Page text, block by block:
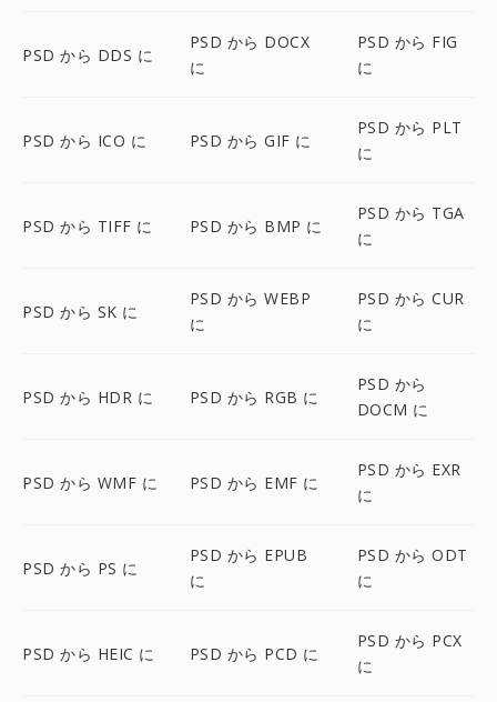
PSD から DDS に
PSD から DOCX
に
PSD から FIG
に
PSD から ICO に PSD から GIF に
PSD から PLT
に
PSD から TIFF に PSD から BMP に
PSD から TGA
に
PSD から SK に
PSD から WEBP
に
PSD から CUR
に
PSD から HDR に PSD から RGB に
PSD から
DOCM に
PSD から WMF に PSD から EMF に
PSD から EXR
に
PSD から PS に
PSD から EPUB
に
PSD から ODT
に
PSD から HEIC に PSD から PCD に
PSD から PCX
に